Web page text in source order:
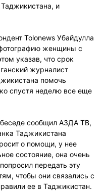
и
Tolonews Убайдулла
женщины с
указав, что срок
журналист
помочь
спустя неделю все еще
сообщил АЗДА ТВ,
Таджикистана
о помощи, у нее
состояние, она очень
передать эту
чтобы они связались с
ее в Таджикистан.